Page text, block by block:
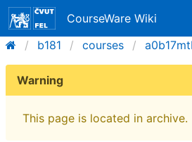
CourseWare Wiki
b181
courses
Warning
This page is located in archive.